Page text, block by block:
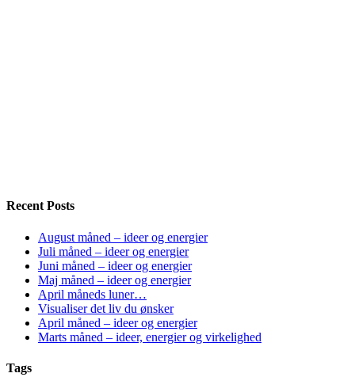
Recent Posts
August måned – ideer og energier
Juli måned – ideer og energier
Juni måned – ideer og energier
Maj måned – ideer og energier
April måneds luner…
Visualiser det liv du ønsker
April måned – ideer og energier
Marts måned – ideer, energier og virkelighed
Tags